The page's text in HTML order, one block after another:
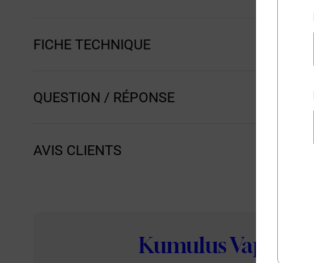
FICHE TECHNIQUE
QUESTION / RÉPONSE
AVIS CLIENTS
Kumulus Vape